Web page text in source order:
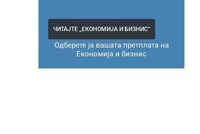
ЧИТАЈТЕ „ЕКОНОМИЈА И БИЗНИС“
Одберете ја вашата претплата на
Економија и бизнис